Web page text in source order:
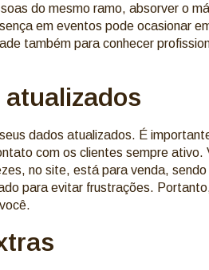
do mesmo ramo, absorver o
em eventos pode ocasionar
também para conhecer
dados atualizados. É
com os clientes sempre ativo.
no site, está para venda, sendo
para evitar frustrações.